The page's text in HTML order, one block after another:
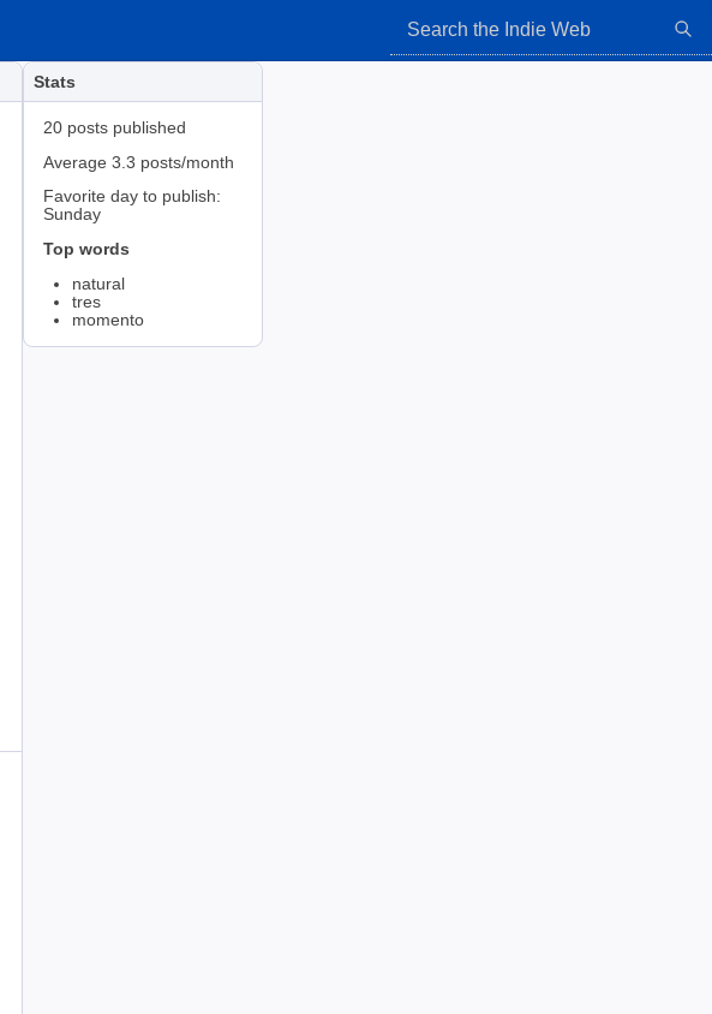
Stats
20 posts published
Average 3.3 posts/month
Favorite day to publish:
Sunday
Top words
natural
tres
momento